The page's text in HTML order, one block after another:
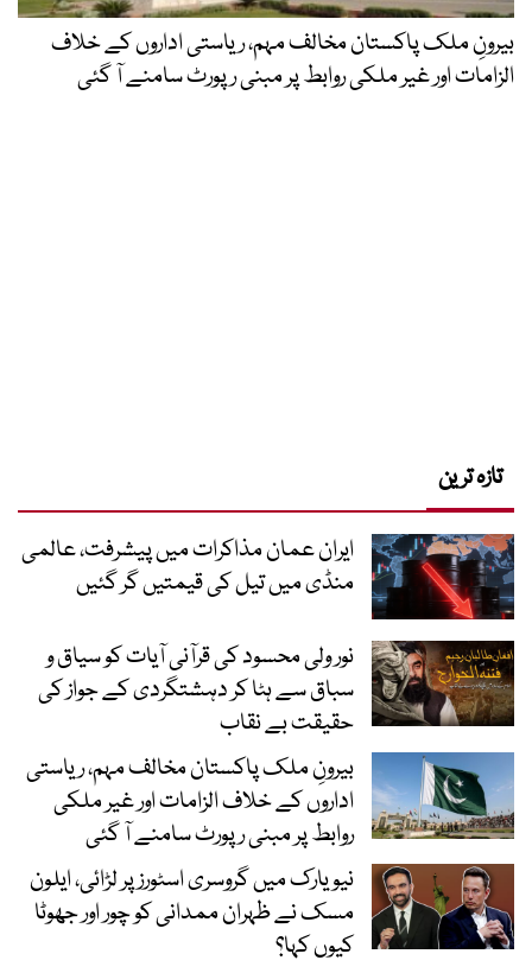
بیرونِ ملک پاکستان مخالف مہم، ریاستی اداروں کے خلاف
الزامات اور غیر ملکی روابط پر مبنی رپورٹ سامنے آ گئی
تازہ ترین
ایران عمان مذاکرات میں پیشرفت، عالمی
منڈی میں تیل کی قیمتیں گر گئیں
نور ولی محسود کی قرآنی آیات کو سیاق و
سباق سے ہٹا کر دہشتگردی کے جواز کی
حقیقت بے نقاب
بیرونِ ملک پاکستان مخالف مہم، ریاستی
اداروں کے خلاف الزامات اور غیر ملکی
روابط پر مبنی رپورٹ سامنے آ گئی
نیویارک میں گروسری اسٹورز پر لڑائی، ایلون
مسک نے ظہران ممدانی کو چور اور جھوٹا
کیوں کہا؟